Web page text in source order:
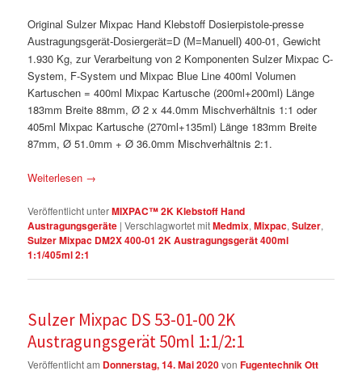
Original Sulzer Mixpac Hand Klebstoff Dosierpistole-presse
Austragungsgerät-Dosiergerät=D (M=Manuell) 400-01, Gewicht
1.930 Kg, zur Verarbeitung von 2 Komponenten Sulzer Mixpac C-
System, F-System und Mixpac Blue Line 400ml Volumen
Kartuschen = 400ml Mixpac Kartusche (200ml+200ml) Länge
183mm Breite 88mm, Ø 2 x 44.0mm Mischverhältnis 1:1 oder
405ml Mixpac Kartusche (270ml+135ml) Länge 183mm Breite
87mm, Ø 51.0mm + Ø 36.0mm Mischverhältnis 2:1.
Weiterlesen →
Veröffentlicht unterMIXPAC™ 2K Klebstoff Hand
Austragungsgeräte |Verschlagwortet mitMedmix,Mixpac,Sulzer,
Sulzer Mixpac DM2X 400-01 2K Austragungsgerät 400ml
1:1/405ml 2:1
Sulzer Mixpac DS 53-01-00 2K
Austragungsgerät 50ml 1:1/2:1
Veröffentlicht am Donnerstag, 14. Mai 2020vonFugentechnik Ott